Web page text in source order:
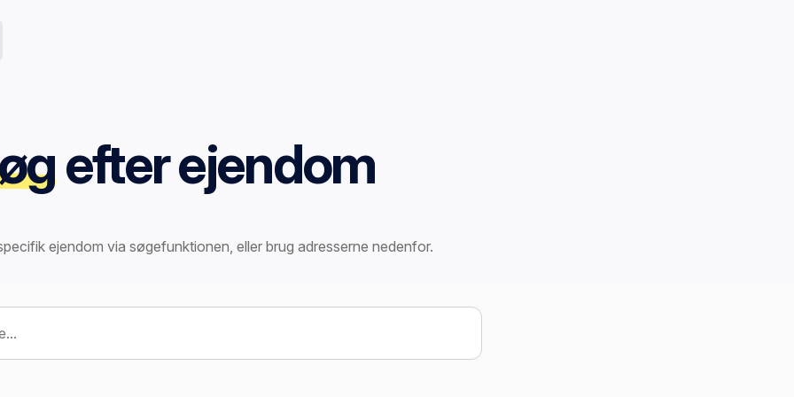
efter ejendom
ejendom via søgefunktionen, eller brug adresserne nedenfor.